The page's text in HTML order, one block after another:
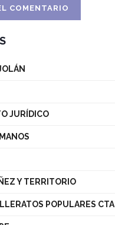
JURÍDICO
Y TERRITORIO
POPULARES CTA